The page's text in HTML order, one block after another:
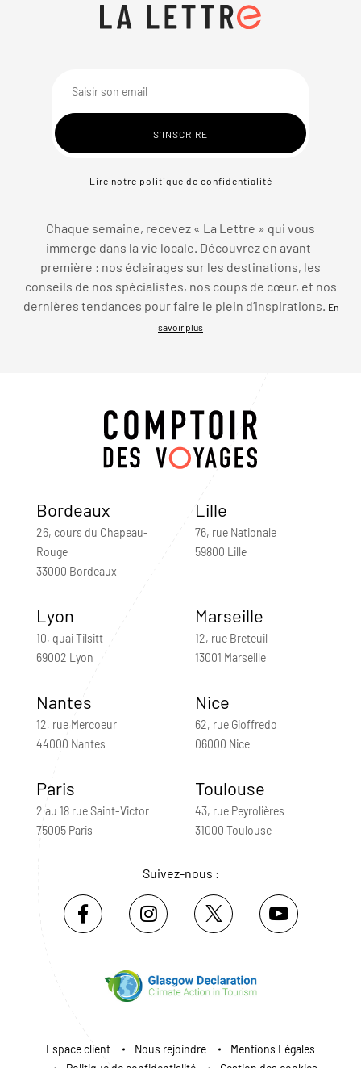
Lire notre politique de confidentialité
Chaque semaine, recevez « La Lettre » qui vous
immerge dans la vie locale. Découvrez en avant-
première : nos éclairages sur les destinations, les
conseils de nos spécialistes, nos coups de cœur, et nos
dernières tendances pour faire le plein d’inspirations.
En
savoir plus
Bordeaux
26, cours du Chapeau-
Rouge
33000 Bordeaux
Lille
76, rue Nationale
59800 Lille
Lyon
10, quai Tilsitt
69002 Lyon
Marseille
12, rue Breteuil
13001 Marseille
Nantes
12, rue Mercoeur
44000 Nantes
Nice
62, rue Gioffredo
06000 Nice
Paris
2 au 18 rue Saint-Victor
75005 Paris
Toulouse
43, rue Peyrolières
31000 Toulouse
Suivez-nous :
Espace client Nous rejoindre
Mentions Légales